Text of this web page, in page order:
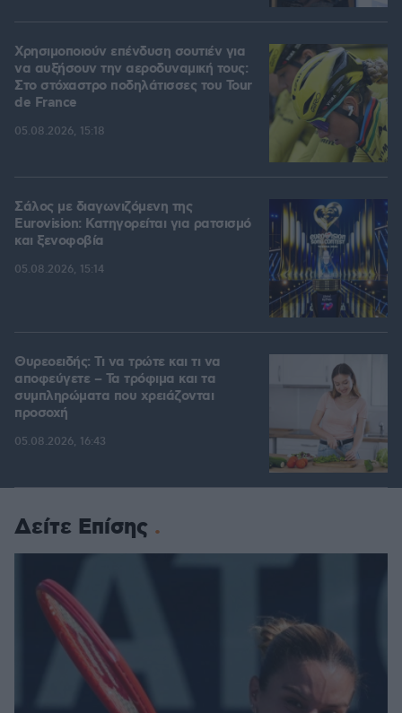
Χρησιμοποιούν επένδυση σουτιέν για
να αυξήσουν την αεροδυναμική τους:
Στο στόχαστρο ποδηλάτισσες του Tour
de France
05.08.2026, 15:18
Σάλος με διαγωνιζόμενη της
Eurovision: Κατηγορείται για ρατσισμό
και ξενοφοβία
05.08.2026, 15:14
Θυρεοειδής: Τι να τρώτε και τι να
αποφεύγετε – Τα τρόφιμα και τα
συμπληρώματα που χρειάζονται
προσοχή
05.08.2026, 16:43
Δείτε Επίσης